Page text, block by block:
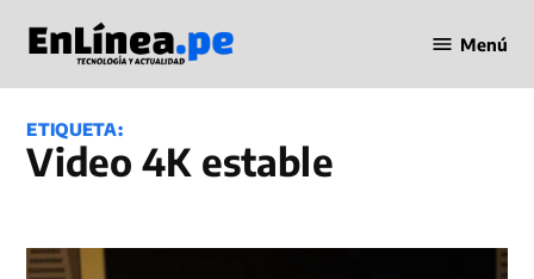
contenido
en Línea
Menú
ETIQUETA:
video 4K estable